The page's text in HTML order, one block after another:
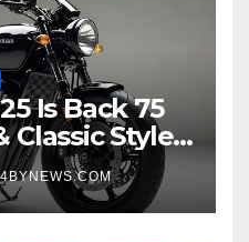
Is Back 75
Classic Style